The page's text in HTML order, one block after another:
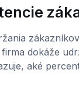
dokáže
aké